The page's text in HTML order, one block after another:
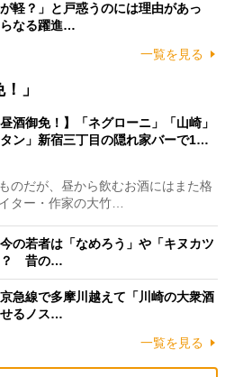
軽？」と戸惑うのには理由があっ
なる躍進…
一覧を見る
」
昼酒御免！】「ネグローニ」「山崎」
タン」新宿三丁目の隠れ家バーで1…
のだが、昼から飲むお酒にはまた格
ター・作家の大竹…
の若者は「なめろう」や「キヌカツ
？ 昔の…
急線で多摩川越えて「川崎の大衆酒
るノス…
一覧を見る